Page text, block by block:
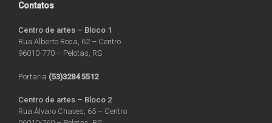
Contatos
Centro de artes – Bloco 1
Rua Alberto Rosa, 62 – Centro
96010-770 – Pelotas, RS
Portaria (53)3284 5512
Centro de artes – Bloco 2
Rua Álvaro Chaves, 65 – Centro